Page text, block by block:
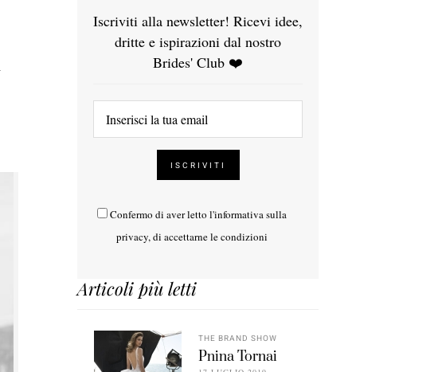
Iscriviti alla newsletter! Ricevi idee,
dritte e ispirazioni dal nostro
Brides' Club ❤️
Confermo di aver letto l'informativa sulla
privacy, di accettarne le condizioni
Articoli più letti
THE BRAND SHOW
Pnina Tornai